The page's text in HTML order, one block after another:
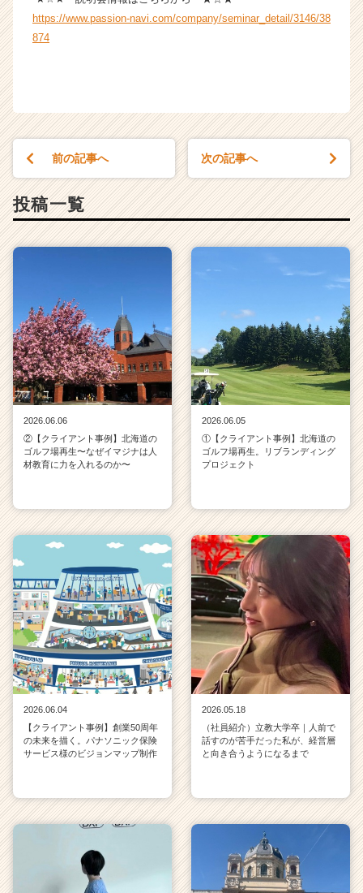
https://www.passion-navi.com/company/seminar_detail/3146/38
874
前の記事へ 次の記事へ
投稿一覧
2026.06.06
②【クライアント事例】北海道の
ゴルフ場再生〜なぜイマジナは人
材教育に力を入れるのか〜
2026.06.05
①【クライアント事例】北海道の
ゴルフ場再生。リブランディング
プロジェクト
2026.06.04
【クライアント事例】創業50周年
の未来を描く。パナソニック保険
サービス様のビジョンマップ制作
2026.05.18
（社員紹介）立教大学卒｜人前で
話すのが苦手だった私が、経営層
と向き合うようになるまで